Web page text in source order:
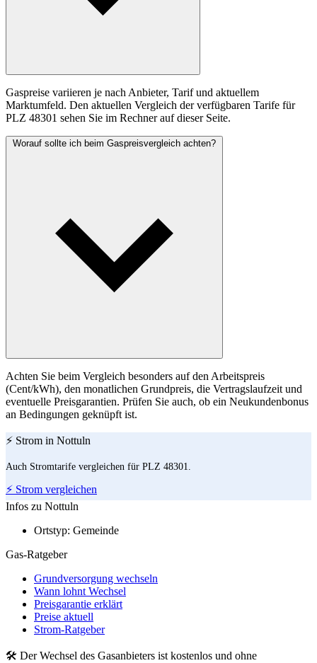
Gaspreise variieren je nach Anbieter, Tarif und aktuellem
Marktumfeld. Den aktuellen Vergleich der verfügbaren Tarife für
PLZ 48301 sehen Sie im Rechner auf dieser Seite.
Worauf sollte ich beim Gaspreisvergleich achten?
Achten Sie beim Vergleich besonders auf den Arbeitspreis
(Cent/kWh), den monatlichen Grundpreis, die Vertragslaufzeit und
eventuelle Preisgarantien. Prüfen Sie auch, ob ein Neukundenbonus
an Bedingungen geknüpft ist.
⚡ Strom in Nottuln
Auch Stromtarife vergleichen für PLZ 48301.
⚡ Strom vergleichen
Infos zu Nottuln
Ortstyp: Gemeinde
Gas-Ratgeber
Grundversorgung wechseln
Wann lohnt Wechsel
Preisgarantie erklärt
Preise aktuell
Strom-Ratgeber
🛠 Der Wechsel des Gasanbieters ist kostenlos und ohne